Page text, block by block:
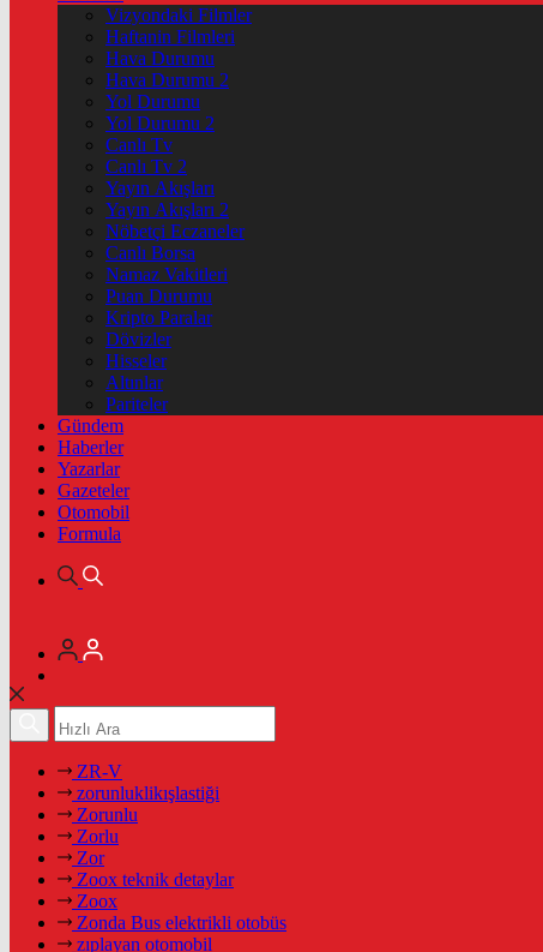
Vizyondaki Filmler
Haftanin Filmleri
Hava Durumu
Hava Durumu 2
Yol Durumu
Yol Durumu 2
Canlı Tv
Canlı Tv 2
Yayın Akışları
Yayın Akışları 2
Nöbetçi Eczaneler
Canlı Borsa
Namaz Vakitleri
Puan Durumu
Kripto Paralar
Dövizler
Hisseler
Altınlar
Pariteler
Gündem
Haberler
Yazarlar
Gazeteler
Otomobil
Formula
ZR-V
zorunluklikışlastiği
Zorunlu
Zorlu
Zor
Zoox teknik detaylar
Zoox
Zonda Bus elektrikli otobüs
zıplayan otomobil